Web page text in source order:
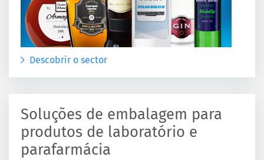
Descobrir o sector
Soluções de embalagem para
produtos de laboratório e
parafarmácia